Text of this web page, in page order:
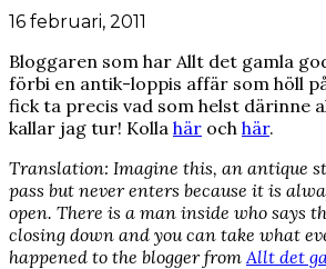
16 februari, 2011
Bloggaren som har Allt det gamla
förbi en antik-loppis affär som höll
fick ta precis vad som helst därinne
kallar jag tur! Kolla här och här.
Translation: Imagine this, an antique
pass but never enters because it is
open. There is a man inside who says
closing down and you can take what
happened to the blogger from Allt det